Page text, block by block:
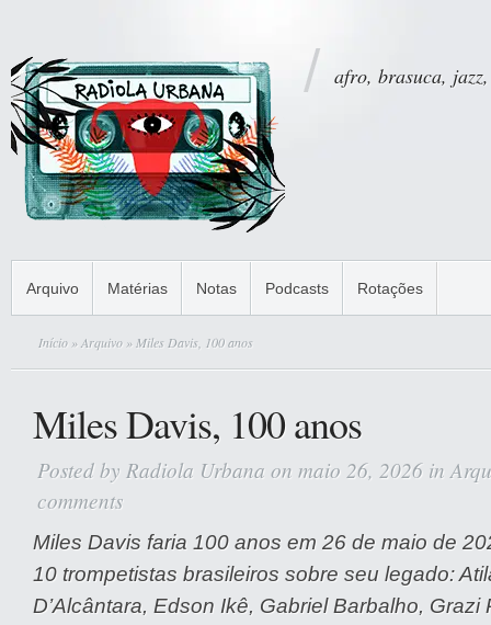
afro, brasuca,
Arquivo Matérias Notas Podcasts Rotações
Início »Arquivo » Miles Davis, 100 anos
Miles Davis, 100 anos
Posted by Radiola Urbana on maio 26, 2026 in
comments
Miles Davis faria 100 anos em 26 de maio de
10 trompetistas brasileiros sobre seu legado:
D’Alcântara, Edson Ikê, Gabriel Barbalho, Grazi